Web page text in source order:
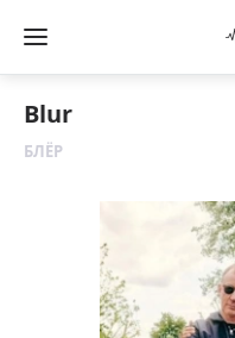
Blur
БЛЁР